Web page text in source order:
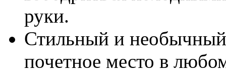
руки.
Стильный и необычный
почетное место в